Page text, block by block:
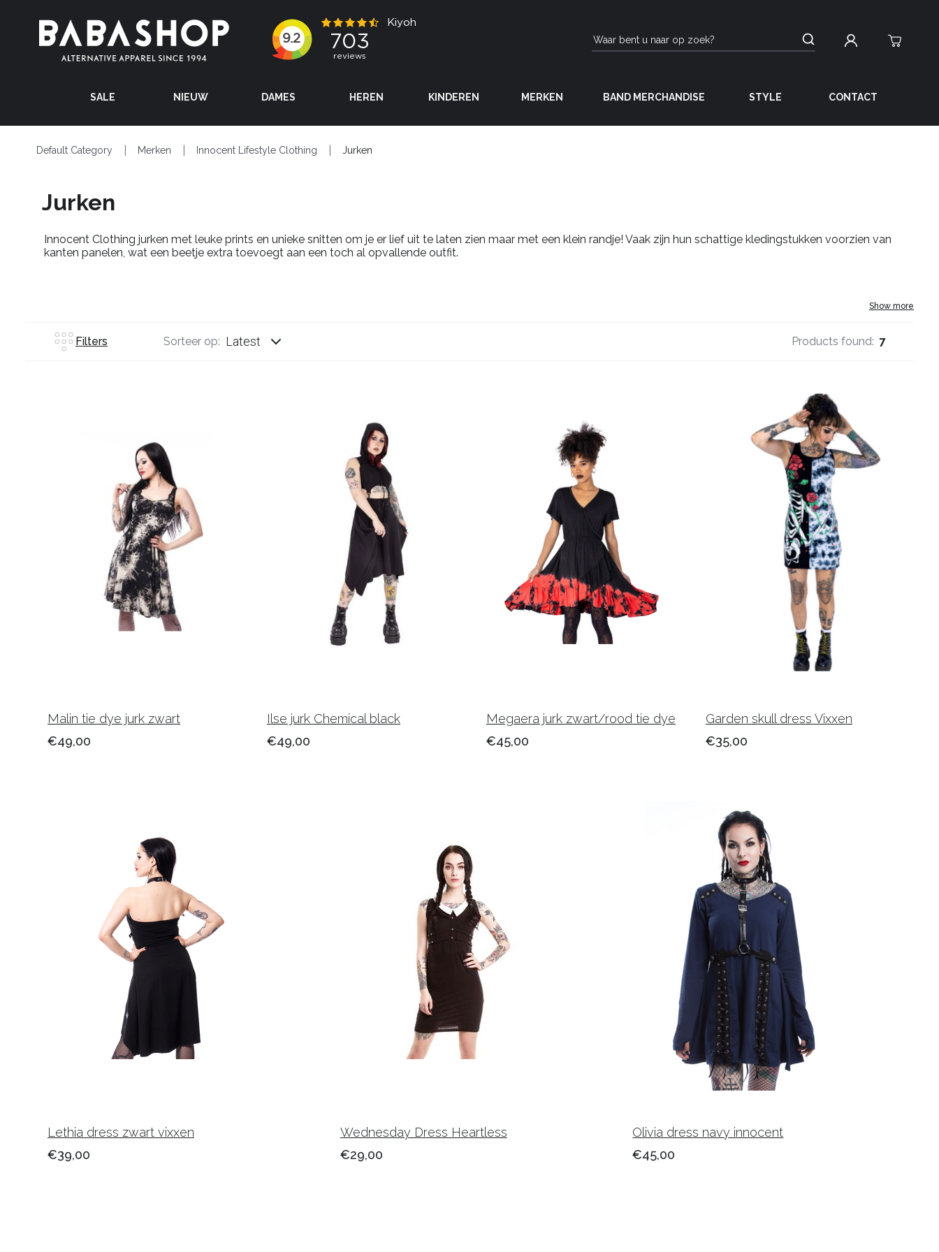
SALE NIEUW DAMES HEREN KINDEREN MERKEN BAND MERCHANDISE STYLE CONTACT
Default Category Merken Innocent Lifestyle Clothing Jurken
Jurken
Innocent Clothing jurken met leuke prints en unieke snitten om je er lief uit te laten zien maar met een klein randje! Vaak zijn hun schattige kledingstukken voorzien van
kanten panelen, wat een beetje extra toevoegt aan een toch al opvallende outfit.
Show more
Filters Sorteer op: Latest Products found: 7
Malin tie dye jurk zwart
€49,00
Ilse jurk Chemical black
€49,00
Megaera jurk zwart/rood tie dye
€45,00
Garden skull dress Vixxen
€35,00
Lethia dress zwart vixxen
€39,00
Wednesday Dress Heartless
€29,00
Olivia dress navy innocent
€45,00